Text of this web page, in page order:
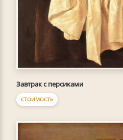
Завтрак с персиками
СТОИМОСТЬ